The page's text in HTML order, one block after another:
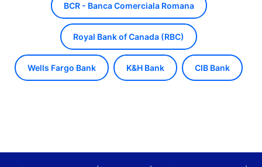
BCR - Banca Comerciala Romana
Royal Bank of Canada (RBC)
Wells Fargo Bank K&H Bank CIB Bank